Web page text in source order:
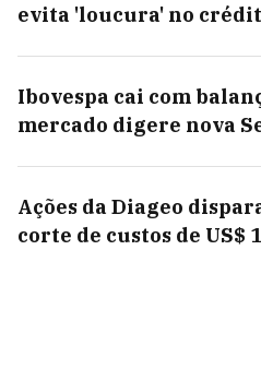
evita 'loucura' no
Ibovespa cai com
mercado digere nova
Ações da Diageo
corte de custos de US$